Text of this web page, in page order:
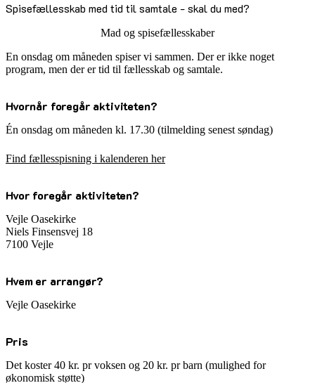
Spisefællesskab med tid til samtale - skal du med?
Mad og spisefællesskaber
En onsdag om måneden spiser vi sammen. Der er ikke noget
program, men der er tid til fællesskab og samtale.
Hvornår foregår aktiviteten?
Én onsdag om måneden kl. 17.30 (tilmelding senest søndag)
Find fællesspisning i kalenderen her
Hvor foregår aktiviteten?
Vejle Oasekirke
Niels Finsensvej 18
7100 Vejle
Hvem er arrangør?
Vejle Oasekirke
Pris
Det koster 40 kr. pr voksen og 20 kr. pr barn (mulighed for
økonomisk støtte)